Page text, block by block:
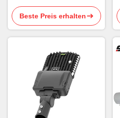
Straßenlaterne300w
Dimmable 0 - 10V
Beste Preis erhalten